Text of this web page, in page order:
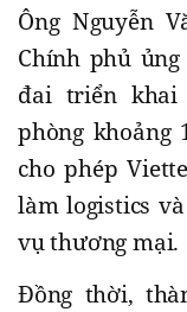
Ông Nguyễn
Chính phủ
đai triển
phòng khoảng
cho phép
làm logistics
vụ thương mại.
Đồng thời,